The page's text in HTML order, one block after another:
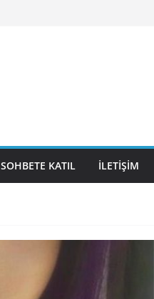
SOHBETE KATIL İLETIŞIM